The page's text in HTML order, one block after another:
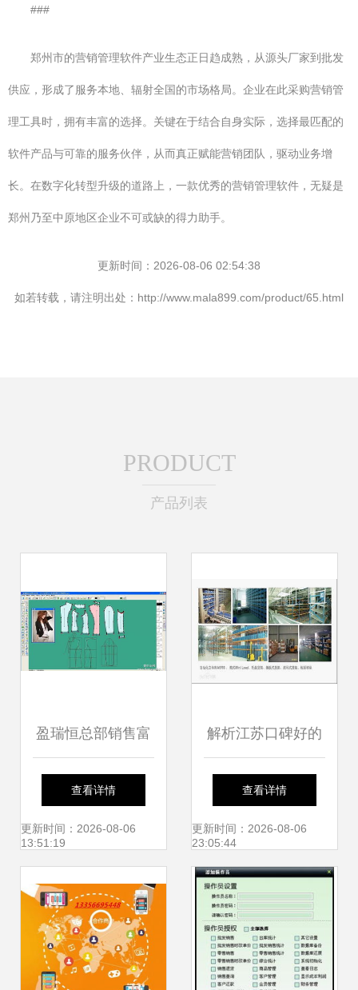
###
郑州市的营销管理软件产业生态正日趋成熟，从源头厂家到批发
供应，形成了服务本地、辐射全国的市场格局。企业在此采购营销管
理工具时，拥有丰富的选择。关键在于结合自身实际，选择最匹配的
软件产品与可靠的服务伙伴，从而真正赋能营销团队，驱动业务增
长。在数字化转型升级的道路上，一款优秀的营销管理软件，无疑是
郑州乃至中原地区企业不可或缺的得力助手。
更新时间：2026-08-06 02:54:38
如若转载，请注明出处：http://www.mala899.com/product/65.html
PRODUCT
产品列表
盈瑞恒总部销售富
怡服装工艺软件 深
圳与普宁市场的双
查看详情
更新时间：2026-08-06
13:51:19
解析江苏口碑好的
智能仓库 规格齐
全，潜拓软件开发
助力高效运营
查看详情
更新时间：2026-08-06
23:05:44